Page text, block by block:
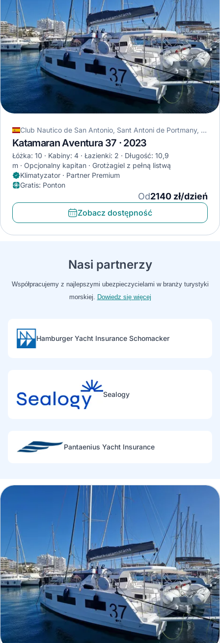
Club Nautico de San Antonio, Sant Antoni de Portmany, Hiszpania
Katamaran Aventura 37 · 2023
Łóżka: 10 Kabiny: 4 Łazienki: 2
Długość: 10,9
m
Opcjonalny kapitan
Grotżagiel z pełną listwą
Klimatyzator · Partner Premium
Gratis: Ponton
Od2140 zł/dzień
Zobacz dostępność
Nasi partnerzy
Współpracujemy z najlepszymi ubezpieczycielami w branży turystyki
morskiej. Dowiedz się więcej
Hamburger Yacht Insurance Schomacker
Sealogy
Pantaenius Yacht Insurance